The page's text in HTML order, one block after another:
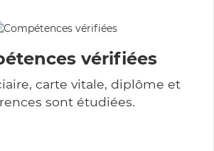
vérifiées
carte vitale, diplôme et
sont étudiées.